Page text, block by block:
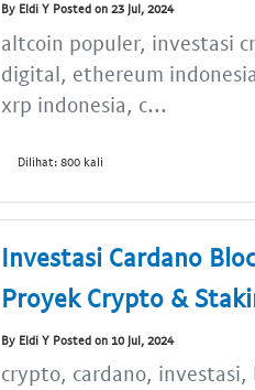
By Eldi Y Posted on 23 Jul, 2024
altcoin populer, investasi
digital, ethereum
xrp indonesia, c...
Dilihat: 800 kali
Investasi Cardano
Proyek Crypto &
By Eldi Y Posted on 10 Jul, 2024
crypto, cardano, investasi,